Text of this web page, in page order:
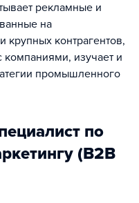
рекламные и
на
крупных контрагентов,
компаниями, изучает и
промышленного
по
(B2B